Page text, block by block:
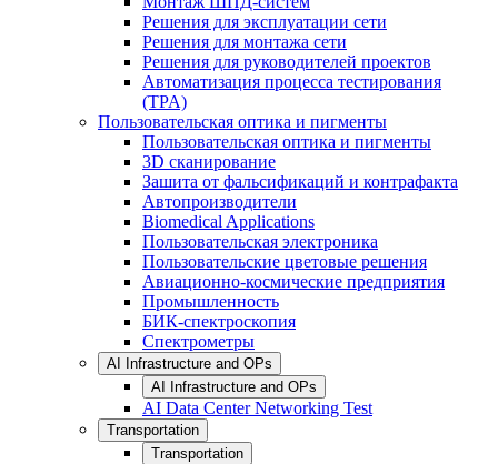
Решения для эксплуатации сети
Решения для монтажа сети
Решения для руководителей проектов
Автоматизация процесса тестирования
(TPA)
Пользовательская оптика и пигменты
Пользовательская оптика и пигменты
3D сканирование
Зашита от фальсификаций и контрафакта
Автопроизводители
Biomedical Applications
Пользовательская электроника
Пользовательские цветовые решения
Авиационно-космические предприятия
Промышленность
БИК-спектроскопия
Спектрометры
AI Infrastructure and OPs
AI Infrastructure and OPs
AI Data Center Networking Test
Transportation
Transportation